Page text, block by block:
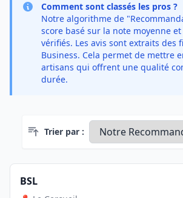
Comment sont classés les pros ?
Notre algorithme de
score basé sur la note moyenne
vérifiés. Les avis sont extraits des
Business. Cela permet de mettre
artisans qui offrent une qualité
durée.
Trier par :
BSL